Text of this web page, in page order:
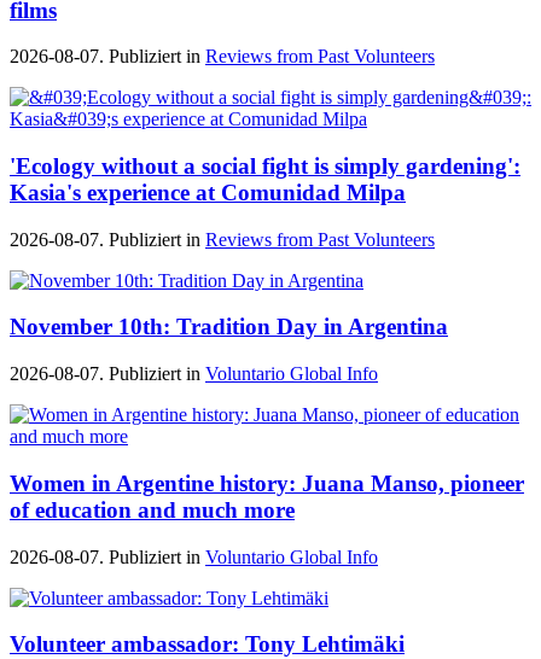
films
2026-08-07. Publiziert in Reviews from Past Volunteers
'Ecology without a social fight is simply gardening':
Kasia's experience at Comunidad Milpa
2026-08-07. Publiziert in Reviews from Past Volunteers
November 10th: Tradition Day in Argentina
2026-08-07. Publiziert in Voluntario Global Info
Women in Argentine history: Juana Manso, pioneer
of education and much more
2026-08-07. Publiziert in Voluntario Global Info
Volunteer ambassador: Tony Lehtimäki